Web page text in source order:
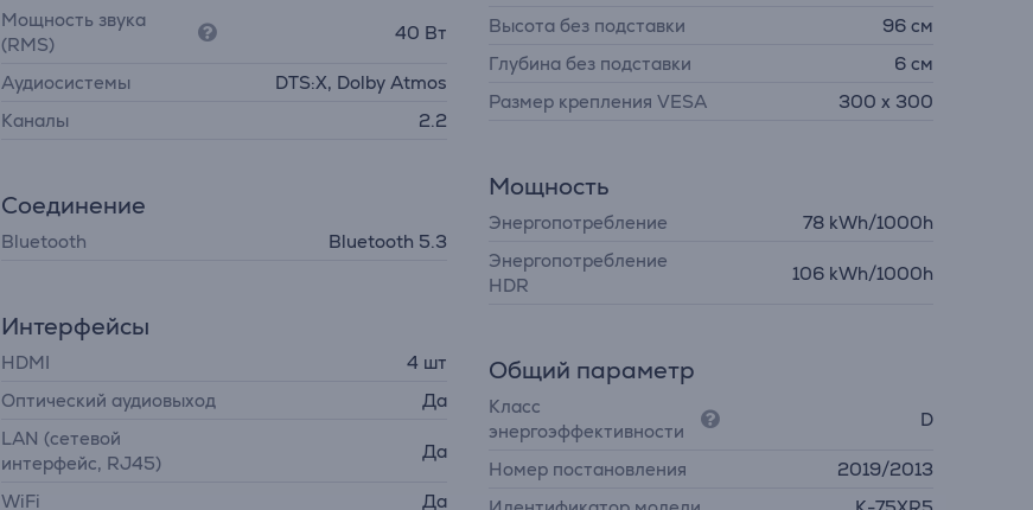
Мощность звука
(RMS)
40 Вт
Аудиосистемы
DTS:X, Dolby Atmos
Каналы
2.2
Соединение
Bluetooth Bluetooth 5.3
Интерфейсы
HDMI
4 шт
Оптический аудиовыход
Да
LAN (сетевой
интерфейс, RJ45)
Да
WiFi Да
Высота без подставки
96 см
Глубина без подставки
6 см
Размер крепления VESA
300 x 300
Мощность
Энергопотребление
78 kWh/1000h
Энергопотребление
HDR
106 kWh/1000h
Общий параметр
Класс
энергоэффективности
D
Номер постановления
2019/2013